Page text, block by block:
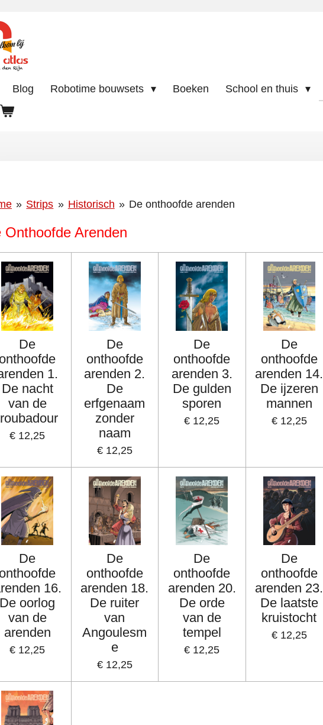
Blog Robotime bouwsets Boeken School en thuis
» Strips » Historisch » De onthoofde arenden
Onthoofde Arenden
De
onthoofde
1.
De nacht
van de
€ 12,25
De
onthoofde
arenden 2.
De
erfgenaam
zonder
naam
€ 12,25
De
onthoofde
arenden 3.
De gulden
sporen
€ 12,25
De
onthoofde
arenden 14.
De ijzeren
mannen
€ 12,25
De
onthoofde
16.
De oorlog
van de
arenden
€ 12,25
De
onthoofde
arenden 18.
De ruiter
van
Angoulesm
e
€ 12,25
De
onthoofde
arenden 20.
De orde
van de
tempel
€ 12,25
De
onthoofde
arenden 23.
De laatste
kruistocht
€ 12,25